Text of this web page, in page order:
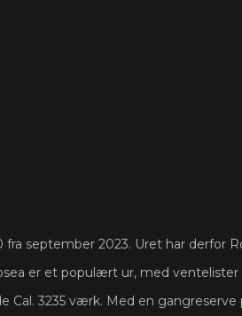
fra september 2023. Uret har
er et populært ur, med
3235 værk. Med en gangreserve